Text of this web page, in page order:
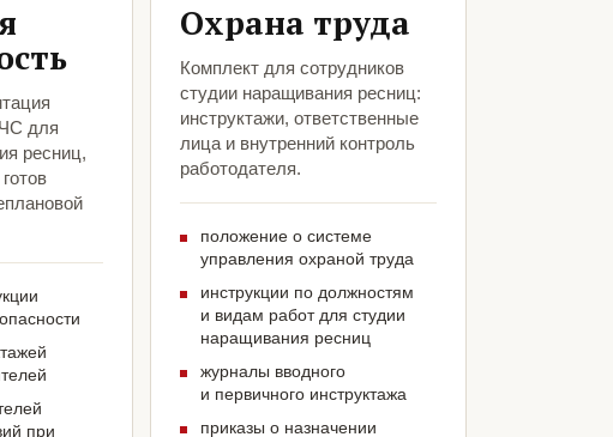
для
ресниц,
при
Охрана труда
Комплект для сотрудников
студии наращивания ресниц:
инструктажи, ответственные
лица и внутренний контроль
работодателя.
положение о системе
управления охраной труда
инструкции по должностям
и видам работ для студии
наращивания ресниц
журналы вводного
и первичного инструктажа
приказы о назначении